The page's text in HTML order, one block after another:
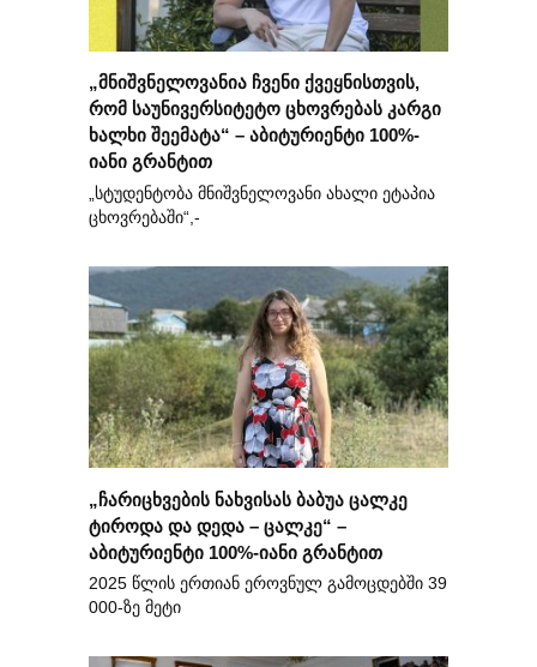
„მნიშვნელოვანია ჩვენი ქვეყნისთვის,
რომ საუნივერსიტეტო ცხოვრებას კარგი
ხალხი შეემატა“ – აბიტურიენტი 100%-
იანი გრანტით
„სტუდენტობა მნიშვნელოვანი ახალი ეტაპია
ცხოვრებაში“,-
„ჩარიცხვების ნახვისას ბაბუა ცალკე
ტიროდა და დედა – ცალკე“ –
აბიტურიენტი 100%-იანი გრანტით
2025 წლის ერთიან ეროვნულ გამოცდებში 39
000-ზე მეტი